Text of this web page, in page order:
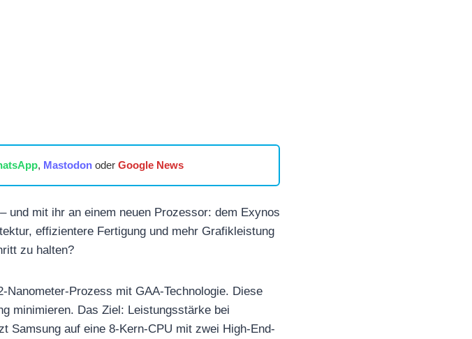
, Mastodonoder Google News
und mit ihr an einem neuen Prozessor: dem Exynos
effizientere Fertigung und mehr Grafikleistung
zu halten?
Prozess mit GAA-Technologie. Diese
minimieren. Das Ziel: Leistungsstärke bei
Samsung auf eine 8-Kern-CPU mit zwei High-End-